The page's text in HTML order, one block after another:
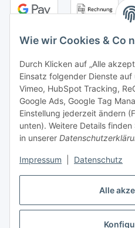
Alle
Wie wir Cookies & Co
Durch Klicken auf „Alle
Einsatz folgender Dienste auf
Vimeo, HubSpot Tracking,
Google Ads, Google Tag
Einstellung jederzeit ändern
unten). Weitere Details finden
in unserer
Impressum Datenschutz
Kontakt
Adresse:
senne products GmbH
Industriestr. 15
33161 Hövelhof
+49 5257 9891-45
info@senneproducts.de
Fr.: 8:00-13:00 Uhr